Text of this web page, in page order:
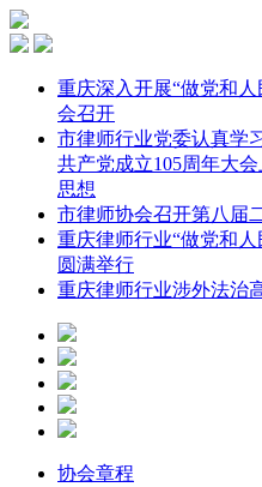
重庆深入开展“做党和
会召开
市律师行业党委认真学
共产党成立105周年大
思想
市律师协会召开第八届
重庆律师行业“做党和
圆满举行
重庆律师行业涉外法治
协会章程